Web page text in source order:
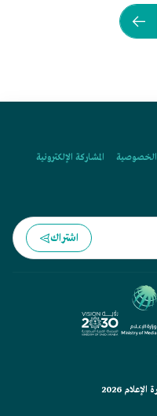
المشاركة الإلكترونية
اشتراك
2026